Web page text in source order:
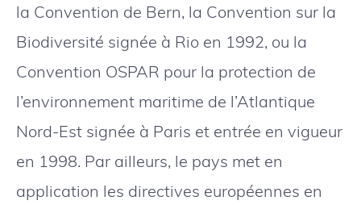
la Convention de Bern, la Convention sur la
Biodiversité signée à Rio en 1992, ou la
Convention OSPAR pour la protection de
l’environnement maritime de l’Atlantique
Nord-Est signée à Paris et entrée en vigueur
en 1998. Par ailleurs, le pays met en
application les directives européennes en